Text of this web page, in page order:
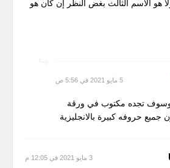
هو الاسم الثالث بغض النظر إن كان هو
5 مايو 2021 في 5:56 ص
وسوف تجده مكتوب في ورقة
جميع حروفه كبيرة بالانجليزية
3 مايو 2021 في 12:05 م